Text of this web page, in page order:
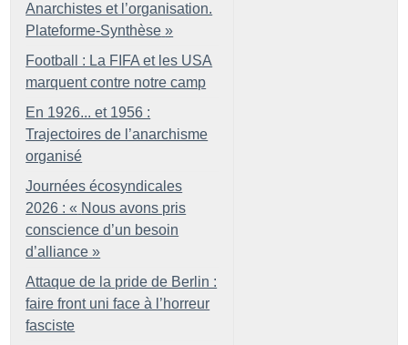
Anarchistes et l’organisation.
Plateforme-Synthèse »
Football : La FIFA et les USA
marquent contre notre camp
En 1926... et 1956 :
Trajectoires de l’anarchisme
organisé
Journées écosyndicales
2026 : « Nous avons pris
conscience d’un besoin
d’alliance »
Attaque de la pride de Berlin :
faire front uni face à l’horreur
fasciste